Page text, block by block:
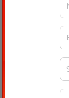
tiếng Anh
vượt qua mọi
thiếu thời gian
quan đến ngữ
Nắm